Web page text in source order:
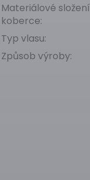
Materiálové složení
koberce:
Typ vlasu:
Způsob výroby: